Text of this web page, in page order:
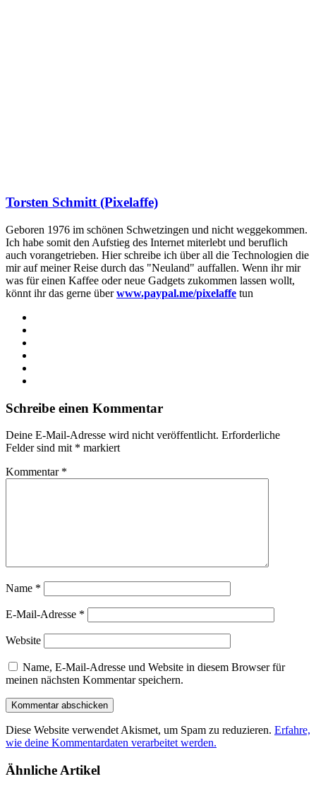
Torsten Schmitt (Pixelaffe)
Geboren 1976 im schönen Schwetzingen und nicht weggekommen.
Ich habe somit den Aufstieg des Internet miterlebt und beruflich
auch vorangetrieben. Hier schreibe ich über all die Technologien die
mir auf meiner Reise durch das "Neuland" auffallen. Wenn ihr mir
was für einen Kaffee oder neue Gadgets zukommen lassen wollt,
könnt ihr das gerne überwww.paypal.me/pixelaffe tun
Schreibe einen Kommentar
Deine E-Mail-Adresse wird nicht veröffentlicht. Erforderliche
Felder sind mit * markiert
Kommentar *
Name *
E-Mail-Adresse *
Website
Name, E-Mail-Adresse und Website in diesem Browser für
meinen nächsten Kommentar speichern.
Diese Website verwendet Akismet, um Spam zu reduzieren. Erfahre,
wie deine Kommentardaten verarbeitet werden.
Ähnliche Artikel